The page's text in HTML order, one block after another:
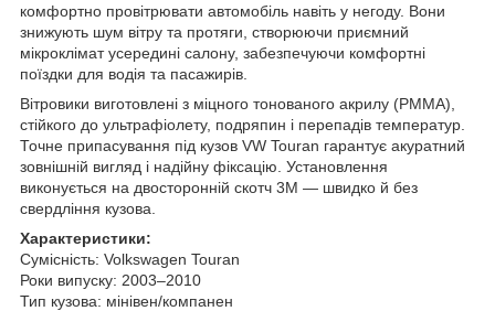
комфортно провітрювати автомобіль навіть у негоду. Вони
знижують шум вітру та протяги, створюючи приємний
мікроклімат усередині салону, забезпечуючи комфортні
поїздки для водія та пасажирів.
Вітровики виготовлені з міцного тонованого акрилу (PMMA),
стійкого до ультрафіолету, подряпин і перепадів температур.
Точне припасування під кузов VW Touran гарантує акуратний
зовнішній вигляд і надійну фіксацію. Установлення
виконується на двосторонній скотч 3M — швидко й без
свердління кузова.
Характеристики:
Сумісність: Volkswagen Touran
Роки випуску: 2003–2010
Тип кузова: мінівен/компанен